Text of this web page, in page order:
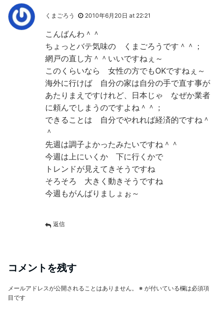
くまごろう 2010年6月20日 at 22:21
こんばんわ＾＾
ちょっとバテ気味の くまごろうです＾＾；
網戸の直し方＾＾いいですねぇ～
このくらいなら 女性の方でもOKですねぇ～
海外に行けば 自分の家は自分の手で直す事が
あたりまえですけれど、日本じゃ なぜか業者
に頼んでしまうのですよね＾＾；
できることは 自分でやれれば経済的ですね＾
＾
先週は調子よかったみたいですね＾＾
今週は上にいくか 下に行くかで
トレンドが見えてきそうですね
そろそろ 大きく動きそうですね
今週もがんばりましょぉ～
返信
コメントを残す
メールアドレスが公開されることはありません。 ※ が付いている欄は必須項
目です